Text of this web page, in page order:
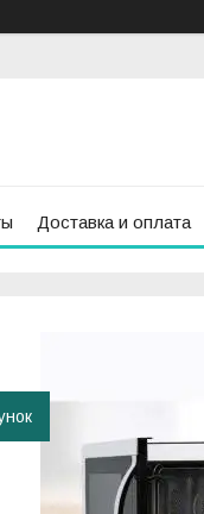
Доставка и оплата